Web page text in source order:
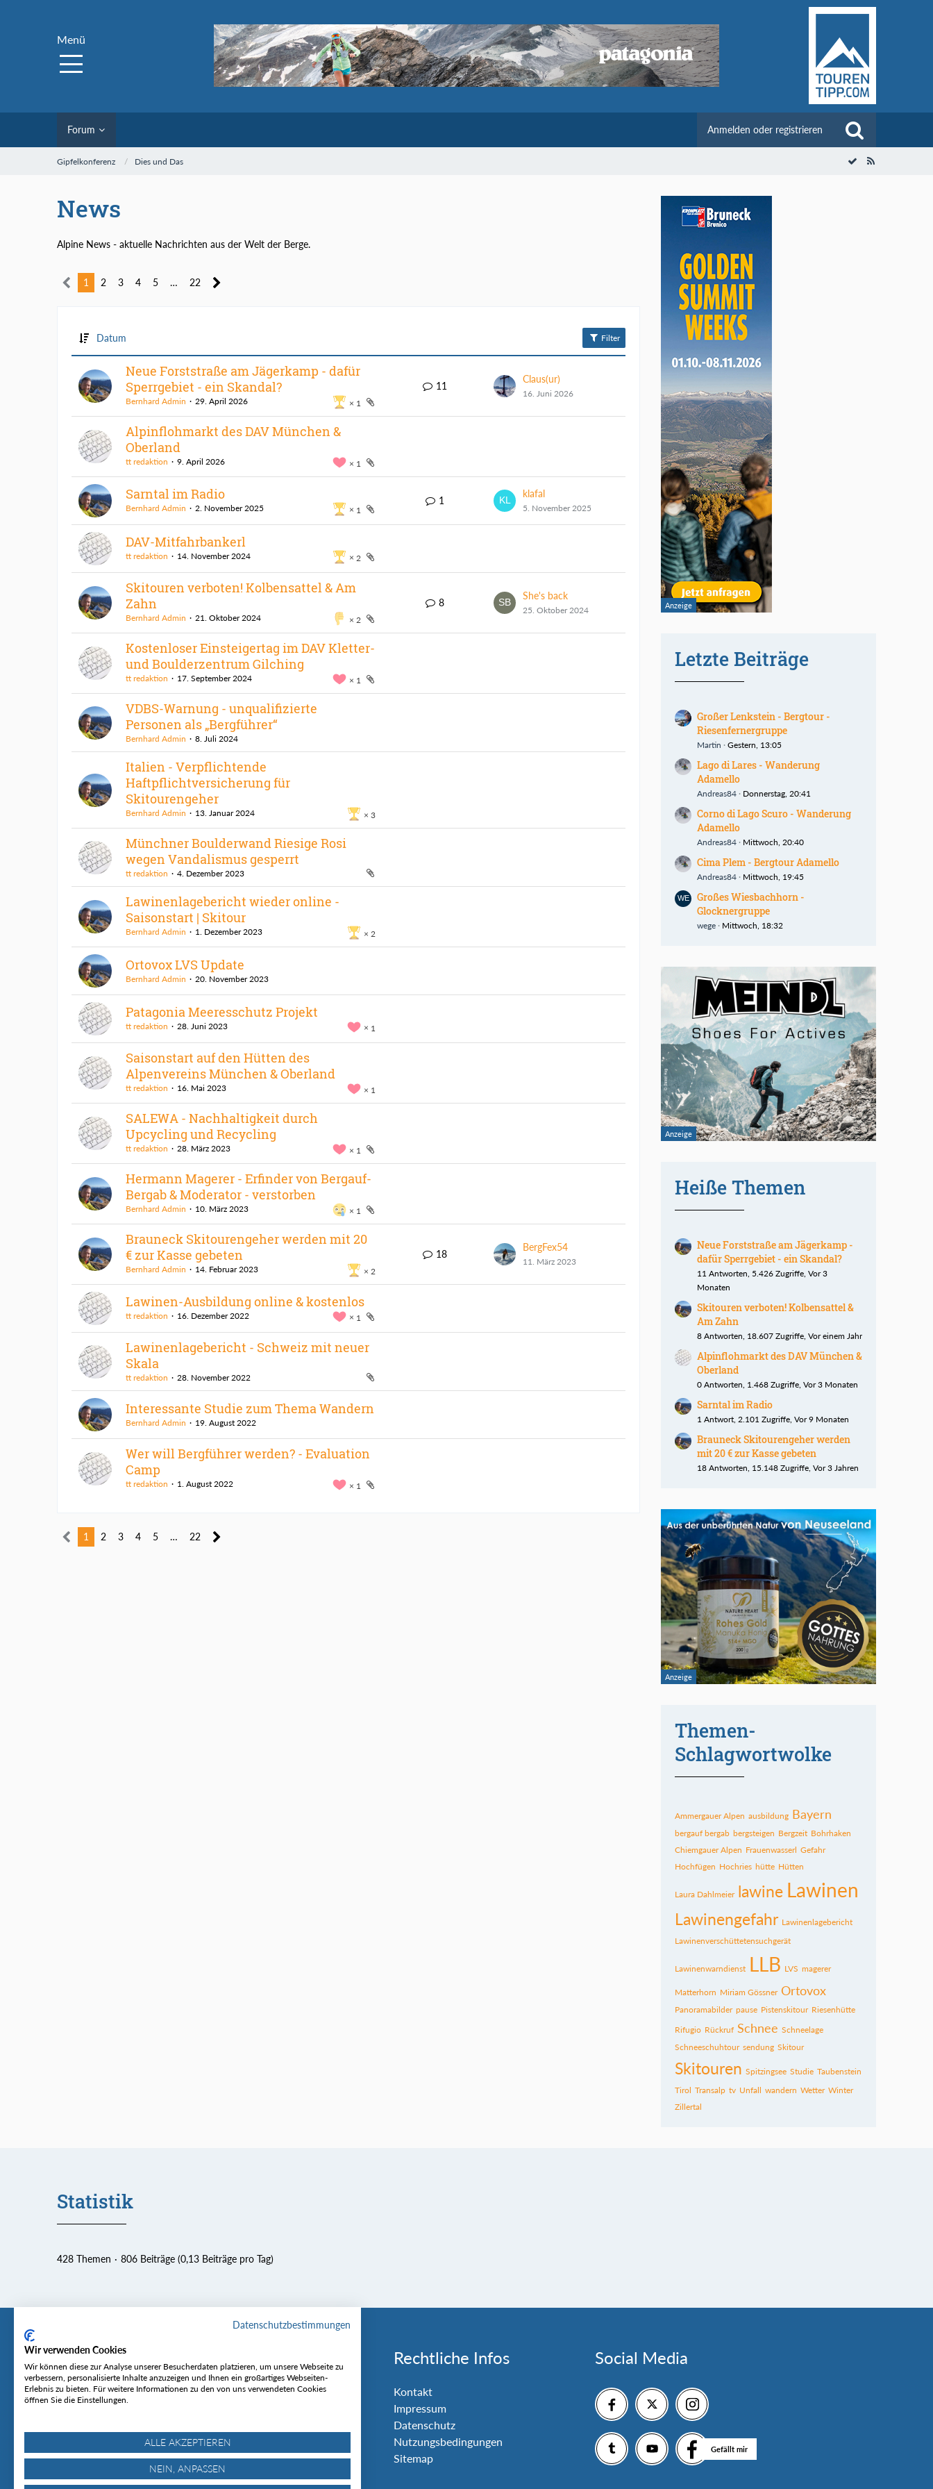
Menü
Forum Anmelden oder registrieren
Gipfelkonferenz Dies und Das
News
Alpine News - aktuelle Nachrichten aus der Welt der Berge.
1 2 3 4 5 … 22
Datum Filter
Neue Forststraße am Jägerkamp - dafür
Sperrgebiet - ein Skandal?
1
Bernhard Admin 29. April 2026
11
Claus(ur)
16. Juni 2026
Alpinflohmarkt des DAV München &
Oberland
1
tt redaktion 9. April 2026
Sarntal im Radio
1
Bernhard Admin 2. November 2025
1
klafal
5. November 2025
DAV-Mitfahrbankerl
2
tt redaktion 14. November 2024
Skitouren verboten! Kolbensattel & Am
Zahn
2
Bernhard Admin 21. Oktober 2024
8
She's back
25. Oktober 2024
Kostenloser Einsteigertag im DAV Kletter-
und Boulderzentrum Gilching
1
tt redaktion 17. September 2024
VDBS-Warnung - unqualifizierte
Personen als „Bergführer“
Bernhard Admin 8. Juli 2024
Italien - Verpflichtende
Haftpflichtversicherung für
Skitourengeher
3
Bernhard Admin 13. Januar 2024
Münchner Boulderwand Riesige Rosi
wegen Vandalismus gesperrt
tt redaktion 4. Dezember 2023
Lawinenlagebericht wieder online -
Saisonstart | Skitour
2
Bernhard Admin 1. Dezember 2023
Ortovox LVS Update
Bernhard Admin 20. November 2023
Patagonia Meeresschutz Projekt
1
tt redaktion 28. Juni 2023
Saisonstart auf den Hütten des
Alpenvereins München & Oberland
1
tt redaktion 16. Mai 2023
SALEWA - Nachhaltigkeit durch
Upcycling und Recycling
1
tt redaktion 28. März 2023
Hermann Magerer - Erfinder von Bergauf-
Bergab & Moderator - verstorben
1
Bernhard Admin 10. März 2023
Brauneck Skitourengeher werden mit 20
€ zur Kasse gebeten
2
Bernhard Admin 14. Februar 2023
18
BergFex54
11. März 2023
Lawinen-Ausbildung online & kostenlos
1
tt redaktion 16. Dezember 2022
Lawinenlagebericht - Schweiz mit neuer
Skala
tt redaktion 28. November 2022
Interessante Studie zum Thema Wandern
Bernhard Admin 19. August 2022
Wer will Bergführer werden? - Evaluation
Camp
1
tt redaktion 1. August 2022
1 2 3 4 5 … 22
Letzte Beiträge
Großer Lenkstein - Bergtour -
Riesenfernergruppe
Martin Gestern, 13:05
Lago di Lares - Wanderung
Adamello
Andreas84 Donnerstag, 20:41
Corno di Lago Scuro - Wanderung
Adamello
Andreas84 Mittwoch, 20:40
Cima Plem - Bergtour Adamello
Andreas84 Mittwoch, 19:45
Großes Wiesbachhorn -
Glocknergruppe
wege Mittwoch, 18:32
Heiße Themen
Neue Forststraße am Jägerkamp -
dafür Sperrgebiet - ein Skandal?
11 Antworten, 5.426 Zugriffe, Vor 3
Monaten
Skitouren verboten! Kolbensattel &
Am Zahn
8 Antworten, 18.607 Zugriffe, Vor einem Jahr
Alpinflohmarkt des DAV München &
Oberland
0 Antworten, 1.468 Zugriffe, Vor 3 Monaten
Sarntal im Radio
1 Antwort, 2.101 Zugriffe, Vor 9 Monaten
Brauneck Skitourengeher werden
mit 20 € zur Kasse gebeten
18 Antworten, 15.148 Zugriffe, Vor 3 Jahren
Themen-
Schlagwortwolke
Ammergauer Alpen ausbildung Bayern
bergauf bergab bergsteigen Bergzeit Bohrhaken
Chiemgauer Alpen Frauenwasserl Gefahr
Hochfügen Hochries hütte Hütten
Laura Dahlmeier lawine Lawinen
Lawinengefahr Lawinenlagebericht
Lawinenverschüttetensuchgerät
Lawinenwarndienst LLB LVS magerer
Matterhorn Miriam Gössner Ortovox
Panoramabilder pause Pistenskitour Riesenhütte
Rifugio Rückruf Schnee Schneelage
Schneeschuhtour sendung Skitour
Skitouren Spitzingsee Studie Taubenstein
Tirol Transalp tv Unfall wandern Wetter Winter
Zillertal
Statistik
428 Themen 806 Beiträge (0,13 Beiträge pro Tag)
Tourentipp
Über uns
Wetter & Lawinenlage
Rechtliche Infos
Kontakt
Impressum
Datenschutz
Nutzungsbedingungen
Sitemap
Social Media
Gefällt mir
Datenschutzbestimmungen
Wir verwenden Cookies
Wir können diese zur Analyse unserer Besucherdaten platzieren, um unsere Webseite zu
verbessern, personalisierte Inhalte anzuzeigen und Ihnen ein großartiges Webseiten-
Erlebnis zu bieten. Für weitere Informationen zu den von uns verwendeten Cookies
öffnen Sie die Einstellungen.
ALLE AKZEPTIEREN
NEIN, ANPASSEN